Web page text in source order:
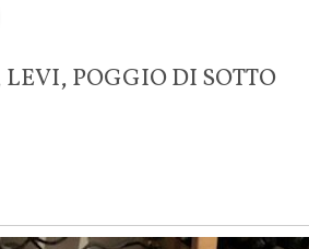
POGGIO DI SOTTO